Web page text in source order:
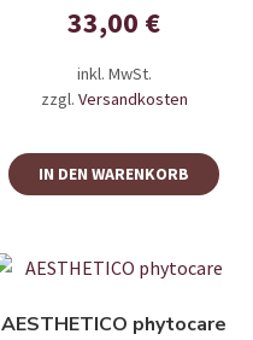
33,00 €
inkl. MwSt.
zzgl. Versandkosten
IN DEN WARENKORB
AESTHETICO phytocare